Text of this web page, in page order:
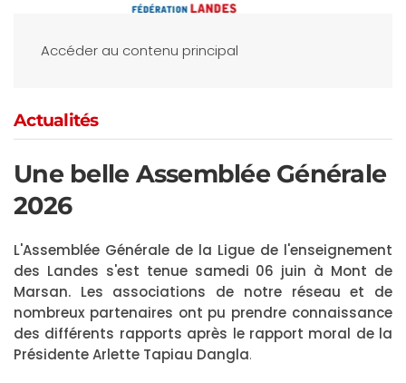
Accéder au contenu principal
Actualités
Une belle Assemblée Générale
2026
L'Assemblée Générale de la Ligue de l'enseignement
des Landes s'est tenue samedi 06 juin à Mont de
Marsan. Les associations de notre réseau et de
nombreux partenaires ont pu prendre connaissance
des différents rapports après le rapport moral de la
Présidente Arlette Tapiau Dangla.